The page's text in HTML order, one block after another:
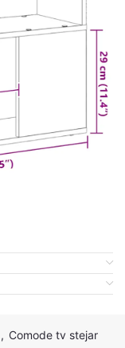
, Comode tv stejar